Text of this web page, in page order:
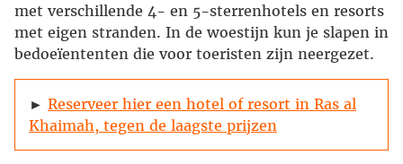
met verschillende 4- en 5-sterrenhotels en resorts
met eigen stranden. In de woestijn kun je slapen in
bedoeïententen die voor toeristen zijn neergezet.
► Reserveer hier een hotel of resort in Ras al
Khaimah, tegen de laagste prijzen